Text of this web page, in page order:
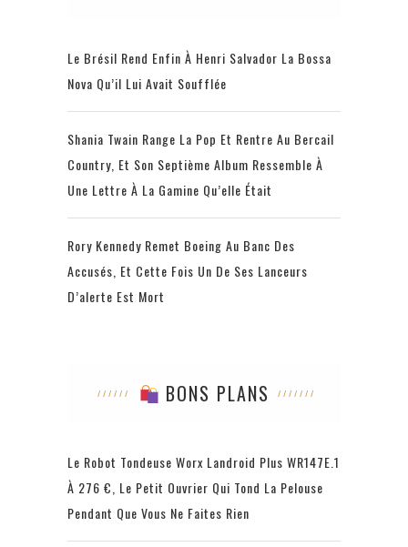
Le Brésil Rend Enfin À Henri Salvador La Bossa
Nova Qu’il Lui Avait Soufflée
Shania Twain Range La Pop Et Rentre Au Bercail
Country, Et Son Septième Album Ressemble À
Une Lettre À La Gamine Qu’elle Était
Rory Kennedy Remet Boeing Au Banc Des
Accusés, Et Cette Fois Un De Ses Lanceurs
D’alerte Est Mort
BONS PLANS
Le Robot Tondeuse Worx Landroid Plus WR147E.1
À 276 €, Le Petit Ouvrier Qui Tond La Pelouse
Pendant Que Vous Ne Faites Rien